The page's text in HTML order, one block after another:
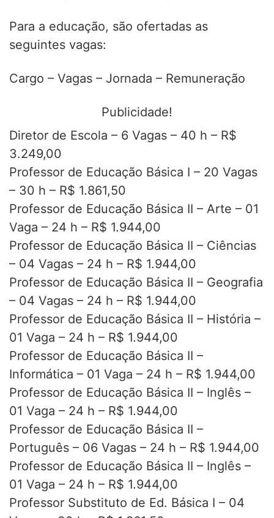
Para a educação, são ofertadas as
seguintes vagas:
Cargo – Vagas – Jornada – Remuneração
Publicidade!
Diretor de Escola – 6 Vagas – 40 h – R$
3.249,00
Professor de Educação Básica I – 20 Vagas
– 30 h – R$ 1.861,50
Professor de Educação Básica II – Arte – 01
Vaga – 24 h – R$ 1.944,00
Professor de Educação Básica II – Ciências
– 04 Vagas – 24 h – R$ 1.944,00
Professor de Educação Básica II – Geografia
– 04 Vagas – 24 h – R$ 1.944,00
Professor de Educação Básica II – História –
01 Vaga – 24 h – R$ 1.944,00
Professor de Educação Básica II –
Informática – 01 Vaga – 24 h – R$ 1.944,00
Professor de Educação Básica II – Inglês –
01 Vaga – 24 h – R$ 1.944,00
Professor de Educação Básica II –
Português – 06 Vagas – 24 h – R$ 1.944,00
Professor de Educação Básica II – Inglês –
01 Vaga – 24 h – R$ 1.944,00
Professor Substituto de Ed. Básica I – 04